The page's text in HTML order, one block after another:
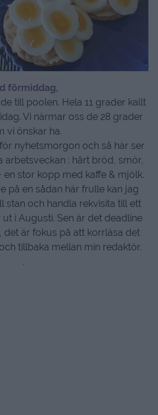
förmiddag,
till poolen. Hela 11 grader kallt
Vi närmar oss de 28 grader
vi önskar ha.
nyhetsmorgon och så här ser
arbetsveckan : hårt bröd, smör,
en stor kopp med kaffe & mjölk.
på en sådan här frulle kan jag
stan och handla rekvisita till ett
i Augusti. Sen är det deadline
det är fokus på att korrläsa det
tillbaka mellan min redaktör.
.